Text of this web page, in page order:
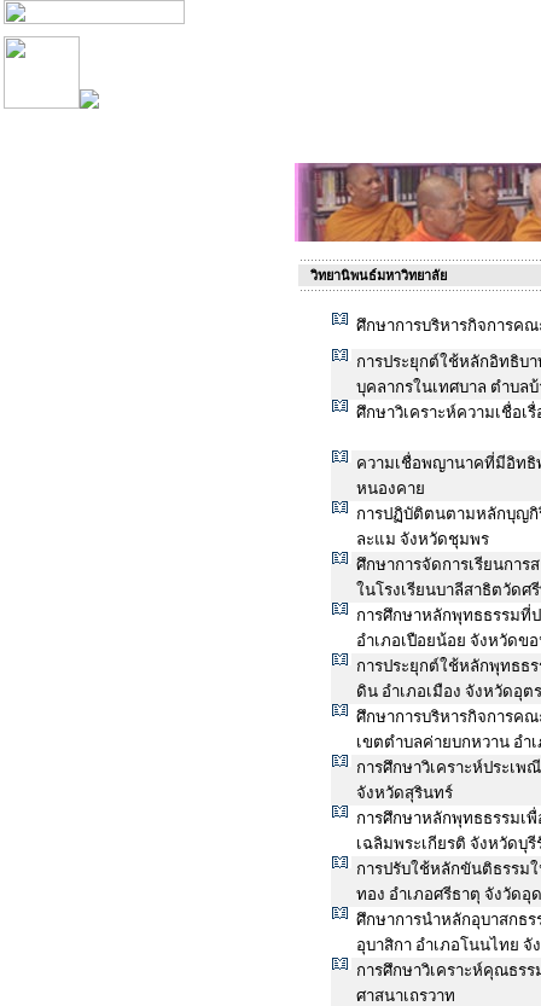
วิทยานิพนธ์มหาวิทยาลัย
ศึกษาการบริหารกิจการค
การประยุกต์ใช้หลักอิทธิบ
บุคลากรในเทศบาล ตำบล
ศึกษาวิเคราะห์ความเชื่อเ
ความเชื่อพญานาคที่มีอิทธิ
หนองคาย
การปฏิบัติตนตามหลักบุญกิ
ละแม จังหวัดชุมพร
ศึกษาการจัดการเรียนกา
ในโรงเรียนบาลีสาธิตวัดศ
การศึกษาหลักพุทธธรรมที่
อำเภอเปือยน้อย จังหวัดข
การประยุกต์ใช้หลักพุทธธ
ดิน อำเภอเมือง จังหวัดอุต
ศึกษาการบริหารกิจการค
เขตตำบลค่ายบกหวาน อำ
การศึกษาวิเคราะห์ประเ
จังหวัดสุรินทร์
การศึกษาหลักพุทธธรรมเ
เฉลิมพระเกียรติ จังหวัดบุรี
การปรับใช้หลักขันติธรรม
ทอง อำเภอศรีธาตุ จังวัดอุ
ศึกษาการนำหลักอุบาสกธ
อุบาสิกา อำเภอโนนไทย
การศึกษาวิเคราะห์คุณธร
ศาสนาเถรวาท